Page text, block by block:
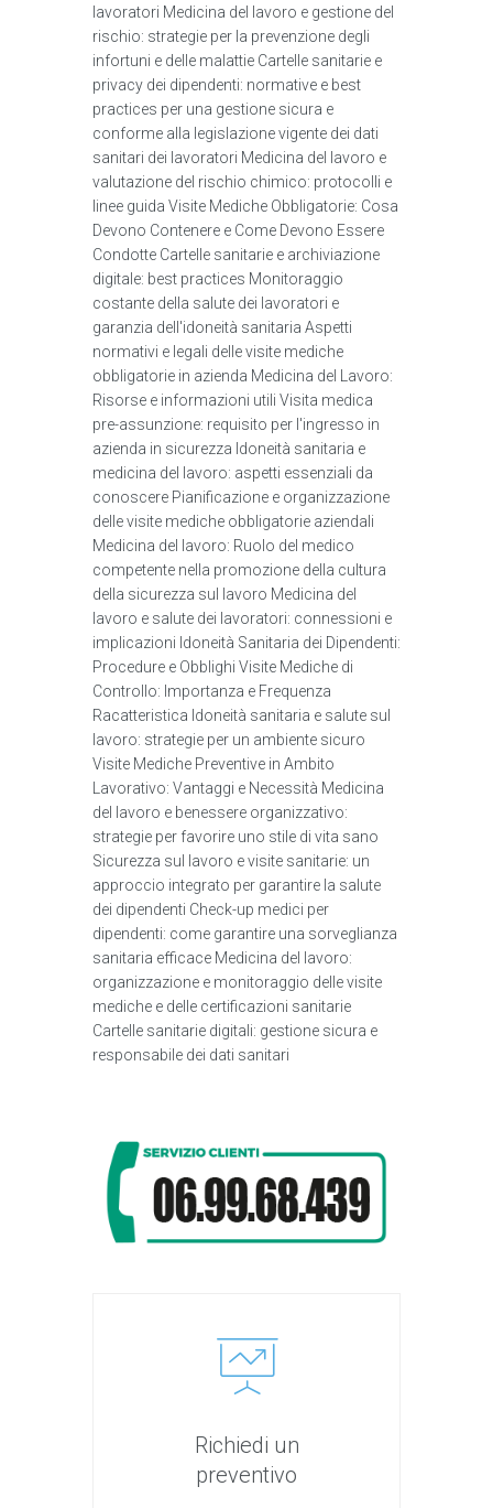
lavoratori Medicina del lavoro e gestione del
rischio: strategie per la prevenzione degli
infortuni e delle malattie Cartelle sanitarie e
privacy dei dipendenti: normative e best
practices per una gestione sicura e
conforme alla legislazione vigente dei dati
sanitari dei lavoratori Medicina del lavoro e
valutazione del rischio chimico: protocolli e
linee guida Visite Mediche Obbligatorie: Cosa
Devono Contenere e Come Devono Essere
Condotte Cartelle sanitarie e archiviazione
digitale: best practices Monitoraggio
costante della salute dei lavoratori e
garanzia dell'idoneità sanitaria Aspetti
normativi e legali delle visite mediche
obbligatorie in azienda Medicina del Lavoro:
Risorse e informazioni utili Visita medica
pre-assunzione: requisito per l'ingresso in
azienda in sicurezza Idoneità sanitaria e
medicina del lavoro: aspetti essenziali da
conoscere Pianificazione e organizzazione
delle visite mediche obbligatorie aziendali
Medicina del lavoro: Ruolo del medico
competente nella promozione della cultura
della sicurezza sul lavoro Medicina del
lavoro e salute dei lavoratori: connessioni e
implicazioni Idoneità Sanitaria dei Dipendenti:
Procedure e Obblighi Visite Mediche di
Controllo: Importanza e Frequenza
Racatteristica Idoneità sanitaria e salute sul
lavoro: strategie per un ambiente sicuro
Visite Mediche Preventive in Ambito
Lavorativo: Vantaggi e Necessità Medicina
del lavoro e benessere organizzativo:
strategie per favorire uno stile di vita sano
Sicurezza sul lavoro e visite sanitarie: un
approccio integrato per garantire la salute
dei dipendenti Check-up medici per
dipendenti: come garantire una sorveglianza
sanitaria efficace Medicina del lavoro:
organizzazione e monitoraggio delle visite
mediche e delle certificazioni sanitarie
Cartelle sanitarie digitali: gestione sicura e
responsabile dei dati sanitari
Richiedi un
preventivo